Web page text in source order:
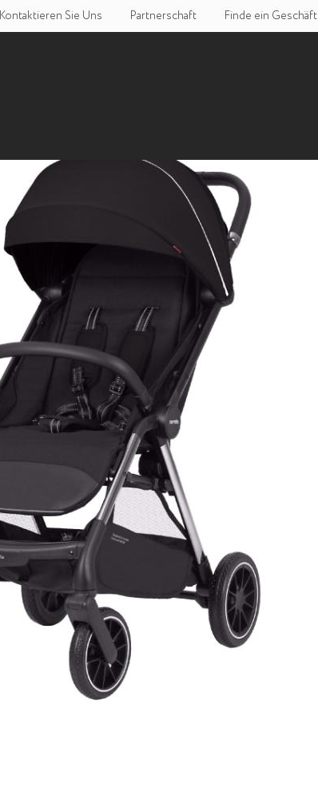
Kontaktieren Sie Uns Partnerschaft Finde ein Geschäft